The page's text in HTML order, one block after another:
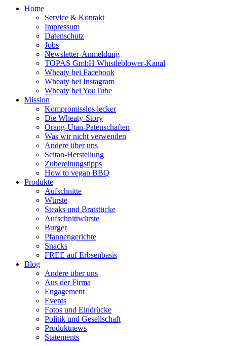
Home
Service & Kontakt
Impressum
Datenschutz
Jobs
Newsletter-Anmeldung
TOPAS GmbH Whistleblower-Kanal
Wheaty bei Facebook
Wheaty bei Instagram
Wheaty bei YouTube
Mission
Kompromisslos lecker
Die Wheaty-Story
Orang-Utan-Patenschaften
Was wir nicht verwenden
Andere über uns
Seitan-Herstellung
Zubereitungstipps
How to vegan BBQ
Produkte
Aufschnitte
Würste
Steaks und Bratstücke
Aufschnittwürste
Burger
Pfannengerichte
Snacks
FREE auf Erbsenbasis
Blog
Andere über uns
Aus der Firma
Engagement
Events
Fotos und Eindrücke
Politik und Gesellschaft
Produktnews
Statements